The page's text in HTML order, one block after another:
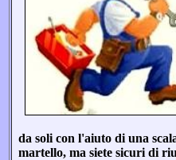
da soli con l'aiuto di una
martello, ma siete sicuri di